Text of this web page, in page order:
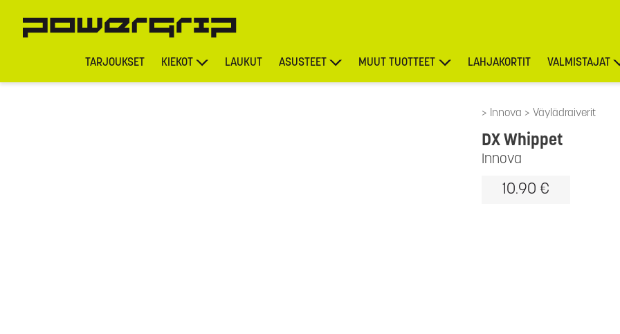
TARJOUKSET KIEKOT LAUKUT ASUSTEET MUUT TUOTTEET LAHJAKORTIT VALMISTAJAT
Innova Väylädraiverit
Innova
DX Whippet
10.90 €